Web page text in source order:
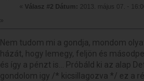
« Válasz #2 Dátum:
2013. május 07. -
»
Nem tudom mi a gondja, mondom
házát, hogy lemegy, feljön és
és így a pénzt is... Próbáld ki az alap
gondolom igy /* kicsillagozva */ ez a